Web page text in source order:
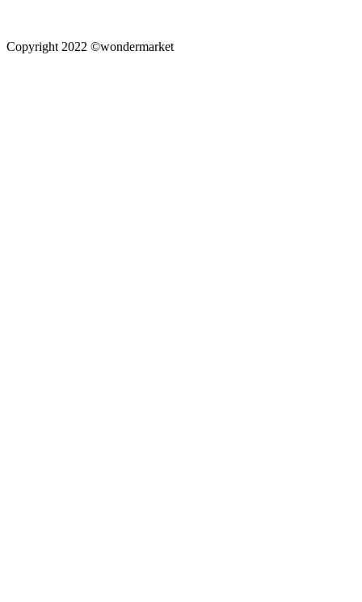
Copyright 2022 ©wondermarket